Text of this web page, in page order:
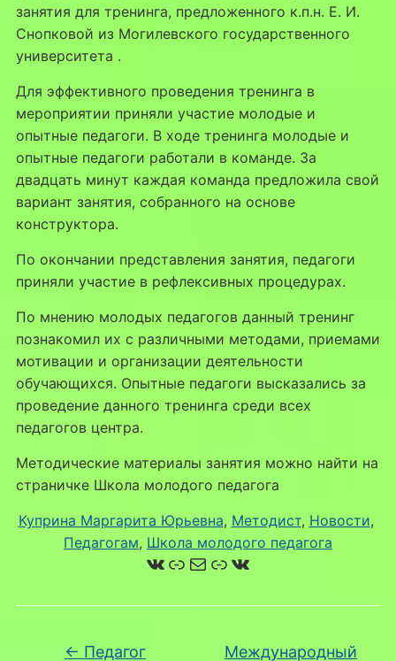
занятия для тренинга, предложенного к.п.н. Е. И.
Снопковой из Могилевского государственного
университета .
Для эффективного проведения тренинга в
мероприятии приняли участие молодые и
опытные педагоги. В ходе тренинга молодые и
опытные педагоги работали в команде. За
двадцать минут каждая команда предложила свой
вариант занятия, собранного на основе
конструктора.
По окончании представления занятия, педагоги
приняли участие в рефлексивных процедурах.
По мнению молодых педагогов данный тренинг
познакомил их с различными методами, приемами
мотивации и организации деятельности
обучающихся. Опытные педагоги высказались за
проведение данного тренинга среди всех
педагогов центра.
Методические материалы занятия можно найти на
страничке Школа молодого педагога
Куприна Маргарита Юрьевна, Методист, Новости
Педагогам, Школа молодого педагога
ВКонтакте
Ссылка
Почта
Ссылка
ВКонтакте
← Педагог Международный